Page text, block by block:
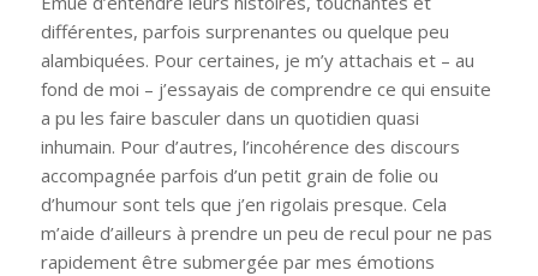
différentes, parfois surprenantes ou quelque peu
alambiquées. Pour certaines, je m’y attachais et – au
fond de moi – j’essayais de comprendre ce qui ensuite
a pu les faire basculer dans un quotidien quasi
inhumain. Pour d’autres, l’incohérence des discours
accompagnée parfois d’un petit grain de folie ou
d’humour sont tels que j’en rigolais presque. Cela
m’aide d’ailleurs à prendre un peu de recul pour ne pas
rapidement être submergée par mes émotions